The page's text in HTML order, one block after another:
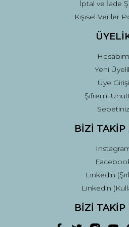
İptal ve İade
Kişisel Veriler
Hesabım
Yeni
Üye Girişi
Şifremi
Sepetiniz
BİZİ TAKİP
Linkedin
Linkedin
BİZİ TAKİP